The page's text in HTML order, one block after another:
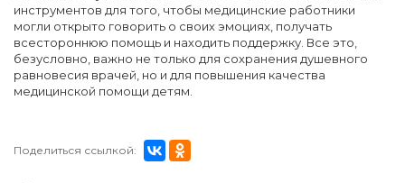
инструментов для того, чтобы медицинские работники
могли открыто говорить о своих эмоциях, получать
всестороннюю помощь и находить поддержку. Все это,
безусловно, важно не только для сохранения душевного
равновесия врачей, но и для повышения качества
медицинской помощи детям.
Поделиться ссылкой: